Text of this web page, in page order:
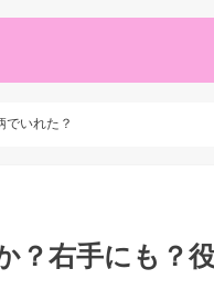
でいれた？
？右手にも？